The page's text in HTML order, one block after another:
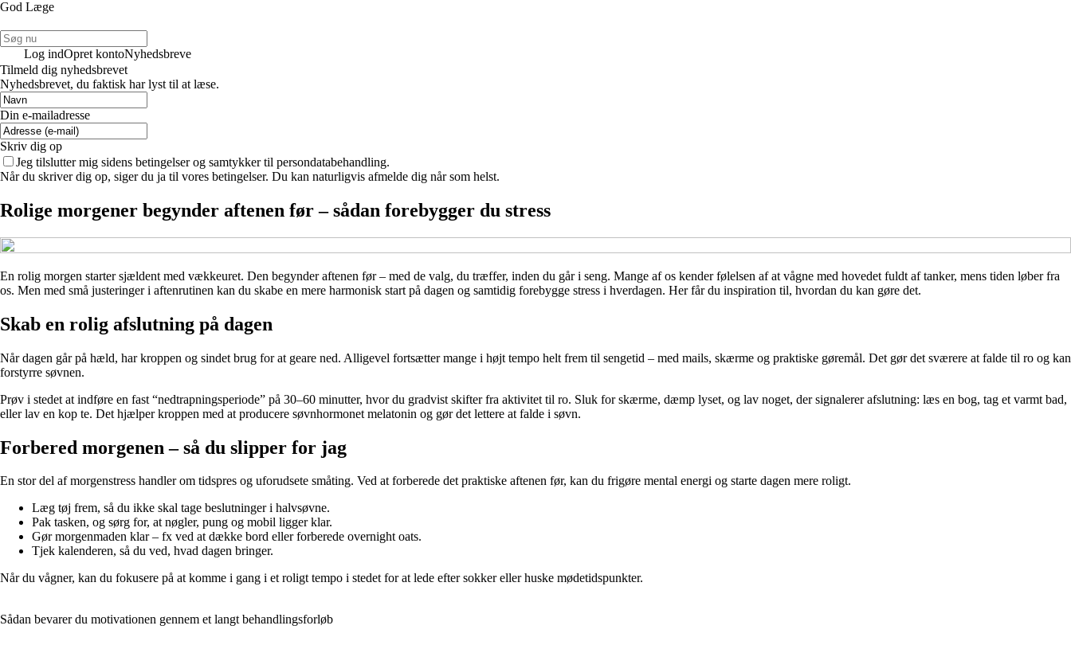
God Læge
Log indOpret kontoNyhedsbreve
Tilmeld dig nyhedsbrevet
Nyhedsbrevet, du faktisk har lyst til at læse.
Din e-mailadresse
Skriv dig op
Jeg tilslutter mig sidens betingelser og samtykker til persondatabehandling.
Når du skriver dig op, siger du ja til vores betingelser. Du kan naturligvis afmelde dig når som helst.
Rolige morgener begynder aftenen før – sådan forebygger du stress
En rolig morgen starter sjældent med vækkeuret. Den begynder aftenen før – med de valg, du træffer, inden du går i seng. Mange af os kender følelsen af at vågne med hovedet fuldt af tanker, mens tiden løber fra
os. Men med små justeringer i aftenrutinen kan du skabe en mere harmonisk start på dagen og samtidig forebygge stress i hverdagen. Her får du inspiration til, hvordan du kan gøre det.
Skab en rolig afslutning på dagen
Når dagen går på hæld, har kroppen og sindet brug for at geare ned. Alligevel fortsætter mange i højt tempo helt frem til sengetid – med mails, skærme og praktiske gøremål. Det gør det sværere at falde til ro og kan
forstyrre søvnen.
Prøv i stedet at indføre en fast “nedtrapningsperiode” på 30–60 minutter, hvor du gradvist skifter fra aktivitet til ro. Sluk for skærme, dæmp lyset, og lav noget, der signalerer afslutning: læs en bog, tag et varmt bad,
eller lav en kop te. Det hjælper kroppen med at producere søvnhormonet melatonin og gør det lettere at falde i søvn.
Forbered morgenen – så du slipper for jag
En stor del af morgenstress handler om tidspres og uforudsete småting. Ved at forberede det praktiske aftenen før, kan du frigøre mental energi og starte dagen mere roligt.
Læg tøj frem, så du ikke skal tage beslutninger i halvsøvne.
Pak tasken, og sørg for, at nøgler, pung og mobil ligger klar.
Gør morgenmaden klar – fx ved at dække bord eller forberede overnight oats.
Tjek kalenderen, så du ved, hvad dagen bringer.
Når du vågner, kan du fokusere på at komme i gang i et roligt tempo i stedet for at lede efter sokker eller huske mødetidspunkter.
Sådan bevarer du motivationen gennem et langt behandlingsforløb